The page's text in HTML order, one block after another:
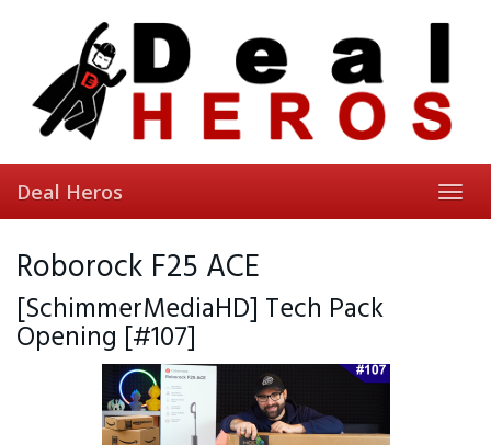
Deal Heros
Roborock F25 ACE
[SchimmerMediaHD] Tech Pack
Opening [#107]